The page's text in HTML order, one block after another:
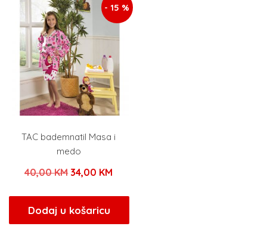
- 15 %
TAC bademnatil Masa i
medo
40,00KM Izvorna
bila
je:
34,00 KM
34,00 KM.
Dodaj u košaricu